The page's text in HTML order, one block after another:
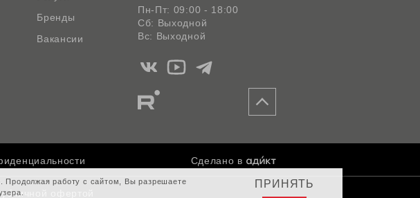
Бренды
Вакансии
Пн-Пт: 09:00 - 18:00
Сб: Выходной
Вс: Выходной
Мы
Вконтакте
Мы
Мы
Мы
Сделано в
офертой
Продолжая работу с сайтом, Вы разрешаете
ПРИНЯТЬ